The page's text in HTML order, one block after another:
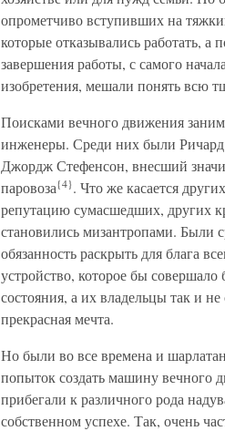
опрометчиво вступивших на
которые отказывались работать,
завершения работы, с самого
изобретения, мешали понять всю
Поисками вечного движения
инженеры. Среди них были Ричард
Джордж Стефенсон, внесший
паровоза{4}. Что же касается
репутацию сумасшедших, других
становились мизантропами. Были
обязанность раскрыть для блага
устройство, которое бы
состояния, а их владельцы так и
прекрасная мечта.
Но были во все времена и
попыток создать машину вечного
прибегали к различного рода
собственном успехе. Так, очень